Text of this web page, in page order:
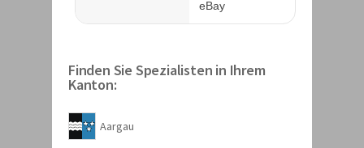
Finden Sie Spezialisten in Ihrem
Kanton:
Aargau